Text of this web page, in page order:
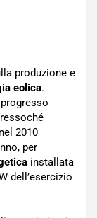
produzione e
eolica.
2010
per
installata
dell’esercizio